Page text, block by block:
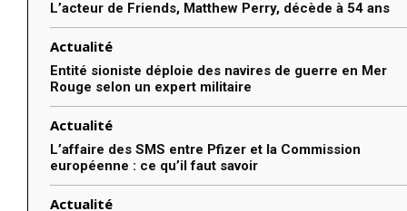
L’acteur de Friends, Matthew Perry, décède à 54 ans
Actualité
Entité sioniste déploie des navires de guerre en Mer
Rouge selon un expert militaire
Actualité
L’affaire des SMS entre Pfizer et la Commission
européenne : ce qu’il faut savoir
Actualité